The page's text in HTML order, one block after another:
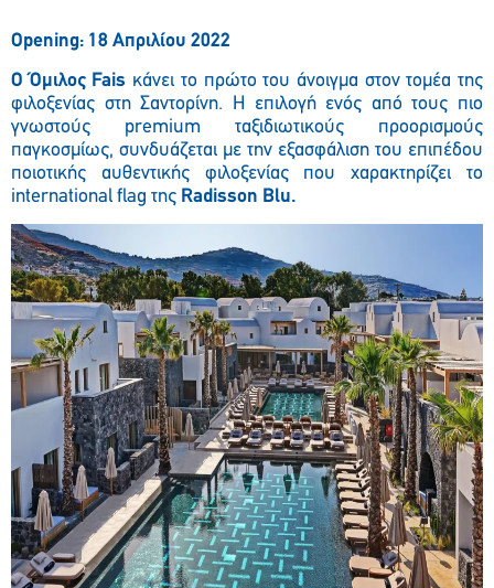
Opening: 18 Απριλίου 2022
Ο Όμιλος Fais κάνει το πρώτο του άνοιγμα στον τομέα της
φιλοξενίας στη Σαντορίνη. Η επιλογή ενός από τους πιο
γνωστούς premium ταξιδιωτικούς προορισμούς
παγκοσμίως, συνδυάζεται με την εξασφάλιση του επιπέδου
ποιοτικής αυθεντικής φιλοξενίας που χαρακτηρίζει το
international flag της Radisson Blu.